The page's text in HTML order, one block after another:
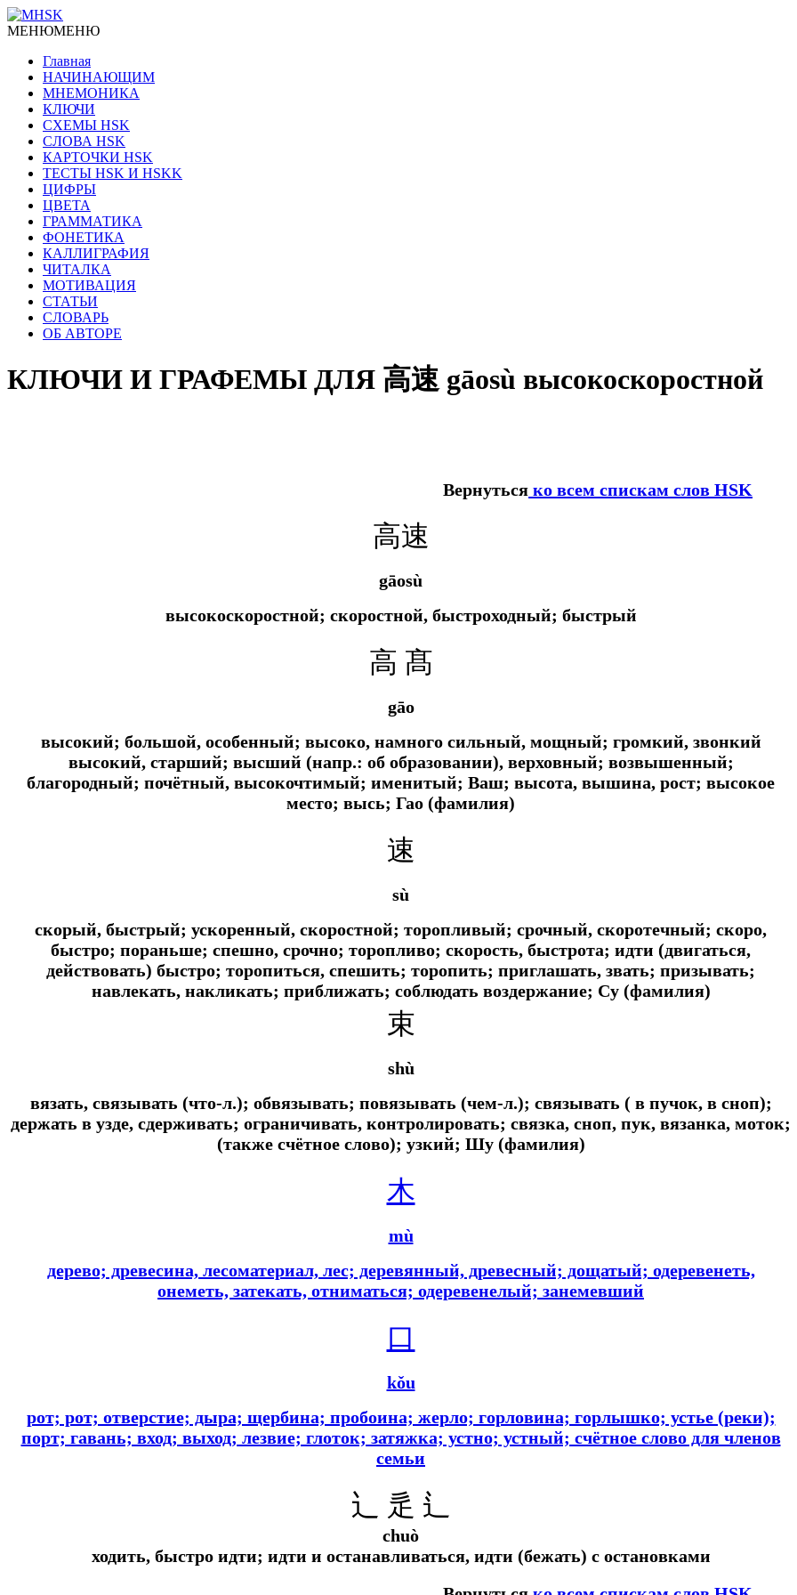
МЕНЮМЕНЮ
Главная
НАЧИНАЮЩИМ
МНЕМОНИКА
КЛЮЧИ
СХЕМЫ HSK
СЛОВА HSK
КАРТОЧКИ HSK
ТЕСТЫ HSK И HSKK
ЦИФРЫ
ЦВЕТА
ГРАММАТИКА
ФОНЕТИКА
КАЛЛИГРАФИЯ
ЧИТАЛКА
МОТИВАЦИЯ
СТАТЬИ
СЛОВАРЬ
ОБ АВТОРЕ
КЛЮЧИ И ГРАФЕМЫ ДЛЯ 高速 gāosù высокоскоростной
Вернуться ко всем спискам слов HSK
高速
gāosù
высокоскоростной; скоростной, быстроходный; быстрый
高 髙
gāo
высокий; большой, особенный; высоко, намного сильный, мощный; громкий, звонкий
высокий, старший; высший (напр.: об образовании), верховный; возвышенный;
благородный; почётный, высокочтимый; именитый; Ваш; высота, вышина, рост; высокое
место; высь; Гао (фамилия)
速
sù
скорый, быстрый; ускоренный, скоростной; торопливый; срочный, скоротечный; скоро,
быстро; пораньше; спешно, срочно; торопливо; скорость, быстрота; идти (двигаться,
действовать) быстро; торопиться, спешить; торопить; приглашать, звать; призывать;
навлекать, накликать; приближать; соблюдать воздержание; Су (фамилия)
束
shù
вязать, связывать (что-л.); обвязывать; повязывать (чем-л.); связывать ( в пучок, в сноп);
держать в узде, сдерживать; ограничивать, контролировать; связка, сноп, пук, вязанка, моток;
(также счётное слово); узкий; Шу (фамилия)
木
mù
дерево; древесина, лесоматериал, лес; деревянный, древесный; дощатый; одеревенеть,
онеметь, затекать, отниматься; одеревенелый; занемевший
口
kǒu
рот; рот; отверстие; дыра; щербина; пробоина; жерло; горловина; горлышко; устье (реки);
порт; гавань; вход; выход; лезвие; глоток; затяжка; устно; устный; счётное слово для членов
семьи
辶 辵 ⻍
chuò
ходить, быстро идти; идти и останавливаться, идти (бежать) с остановками